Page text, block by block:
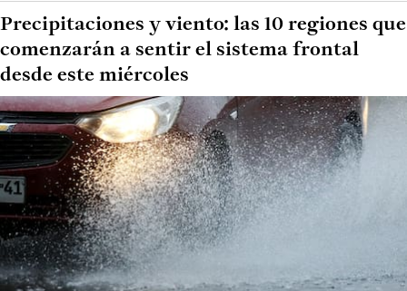
Precipitaciones y viento: las 10 regiones que
comenzarán a sentir el sistema frontal
desde este miércoles